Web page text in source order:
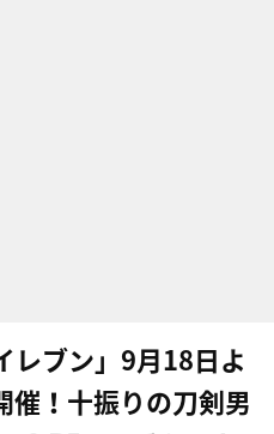
レブン」9月18日よ
催！十振りの刀剣男